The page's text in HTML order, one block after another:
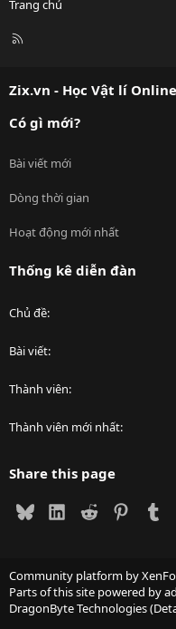
Trang chủ
R
Zix.vn - Học Vật lí
Có gì mới?
Bài viết mới
Dòng thời gian
Hoạt động mới nhất
Thống kê diễn đàn
Chủ đề
Bài viết
Thành viên
Thành viên mới nhất
Share this page
BlueskyLinkedIn
Reddit
Community platform by
Parts of this site powered by
DragonByte Technologies(